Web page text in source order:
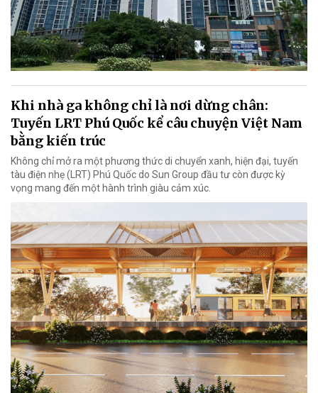
Khi nhà ga không chỉ là nơi dừng chân:
Tuyến LRT Phú Quốc kể câu chuyện Việt Nam
bằng kiến trúc
Không chỉ mở ra một phương thức di chuyển xanh, hiện đại, tuyến
tàu điện nhẹ (LRT) Phú Quốc do Sun Group đầu tư còn được kỳ
vọng mang đến một hành trình giàu cảm xúc.